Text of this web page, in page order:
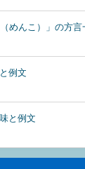
めんこ）」の方言
例文
と例文